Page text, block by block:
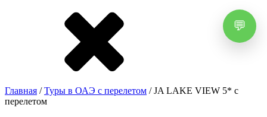
Главная /Туры в ОАЭ с перелетом / JA LAKE VIEW 5* с
перелетом